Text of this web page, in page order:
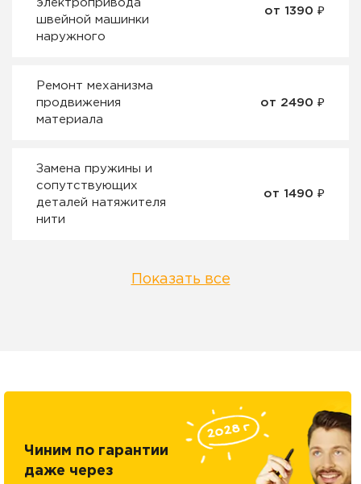
электропривода
швейной машинки
наружного
от 1390 ₽
Ремонт механизма
продвижения
материала
от 2490 ₽
Замена пружины и
сопутствующих
деталей натяжителя
нити
от 1490 ₽
Показать все
Чиним по гарантии
даже через